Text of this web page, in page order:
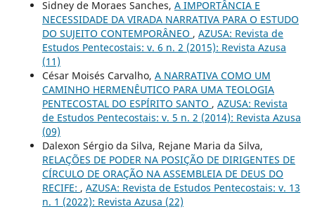
Sidney de Moraes Sanches, A IMPORTÂNCIA E
NECESSIDADE DA VIRADA NARRATIVA PARA O ESTUDO
DO SUJEITO CONTEMPORÂNEO , AZUSA: Revista de
Estudos Pentecostais: v. 6 n. 2 (2015): Revista Azusa
(11)
César Moisés Carvalho, A NARRATIVA COMO UM
CAMINHO HERMENÊUTICO PARA UMA TEOLOGIA
PENTECOSTAL DO ESPÍRITO SANTO , AZUSA: Revista
de Estudos Pentecostais: v. 5 n. 2 (2014): Revista Azusa
(09)
Dalexon Sérgio da Silva, Rejane Maria da Silva,
RELAÇÕES DE PODER NA POSIÇÃO DE DIRIGENTES DE
CÍRCULO DE ORAÇÃO NA ASSEMBLEIA DE DEUS DO
RECIFE: , AZUSA: Revista de Estudos Pentecostais: v. 13
n. 1 (2022): Revista Azusa (22)